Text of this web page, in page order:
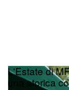
L'Estate di
una storica